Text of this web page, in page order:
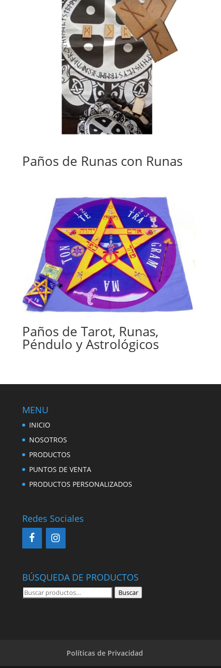
Paños de Runas con Runas
Paños de Tarot, Runas,
Péndulo y Astrológicos
MENU
INICIO
NOSOTROS
PRODUCTOS
PUNTOS DE VENTA
PRODUCTOS PERSONALIZADOS
Redes Sociales
BÚSQUEDA DE PRODUCTOS
Buscar
Buscar
Políticas de Privacidad